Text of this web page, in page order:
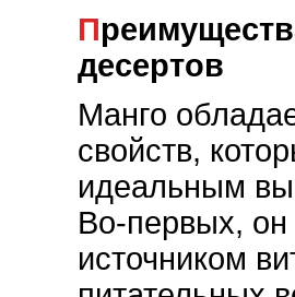
Преимущества манго для
десертов
Манго
свойств,
идеальным
Во-первых, он
источником